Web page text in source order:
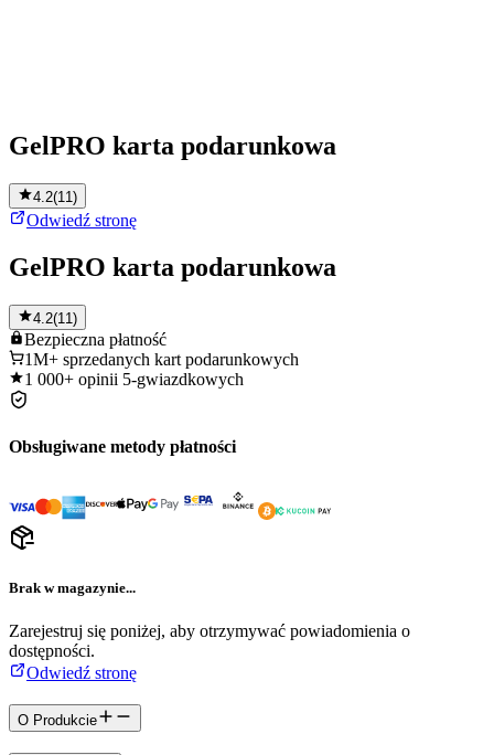
GelPRO karta podarunkowa
4.2(11 )
Odwiedź stronę
GelPRO karta podarunkowa
4.2(11)
Bezpieczna płatność
1M+ sprzedanych kart podarunkowych
1 000+ opinii 5-gwiazdkowych
Obsługiwane metody płatności
Brak w magazynie...
Zarejestruj się poniżej, aby otrzymywać powiadomienia o
dostępności.
Odwiedź stronę
O Produkcie